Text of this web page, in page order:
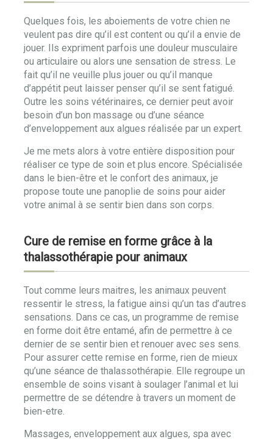
Quelques fois, les aboiements de votre chien ne
veulent pas dire qu’il est content ou qu’il a envie de
jouer. Ils expriment parfois une douleur musculaire
ou articulaire ou alors une sensation de stress. Le
fait qu’il ne veuille plus jouer ou qu’il manque
d’appétit peut laisser penser qu’il se sent fatigué.
Outre les soins vétérinaires, ce dernier peut avoir
besoin d’un bon massage ou d’une séance
d’enveloppement aux algues réalisée par un expert.
Je me mets alors à votre entière disposition pour
réaliser ce type de soin et plus encore. Spécialisée
dans le bien-être et le confort des animaux, je
propose toute une panoplie de soins pour aider
votre animal à se sentir bien dans son corps.
Cure de remise en forme grâce à la
thalassothérapie pour animaux
Tout comme leurs maitres, les animaux peuvent
ressentir le stress, la fatigue ainsi qu’un tas d’autres
sensations. Dans ce cas, un programme de remise
en forme doit être entamé, afin de permettre à ce
dernier de se sentir bien et renouer avec ses sens.
Pour assurer cette remise en forme, rien de mieux
qu’une séance de thalassothérapie. Elle regroupe un
ensemble de soins visant à soulager l’animal et lui
permettre de se détendre à travers un moment de
bien-etre.
Massages, enveloppement aux algues, spa avec